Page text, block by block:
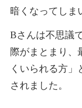
暗くなってしま
Bさんは不思議
際がまとまり、
くいられる方
されました。